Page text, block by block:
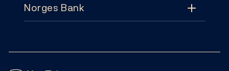
Pengepolitikk
Aktuelt
Norges Bank
Følg oss: